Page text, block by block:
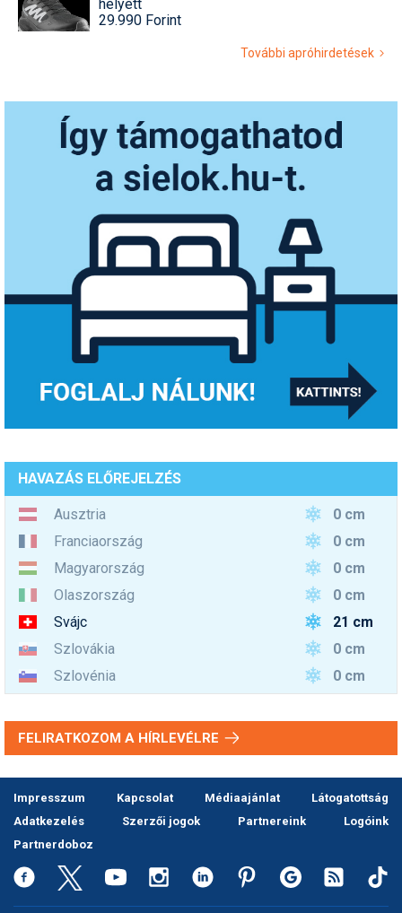
helyett
29.990 Forint
További apróhirdetések
HAVAZÁS ELŐREJELZÉS
Ausztria
0 cm
Franciaország
0 cm
Magyarország
0 cm
Olaszország
0 cm
Svájc
21 cm
Szlovákia
0 cm
Szlovénia
0 cm
FELIRATKOZOM A HÍRLEVÉLRE
Impresszum Kapcsolat Médiaajánlat
Látogatottság
Adatkezelés
Szerzői jogok Partnereink
Logóink
Partnerdoboz